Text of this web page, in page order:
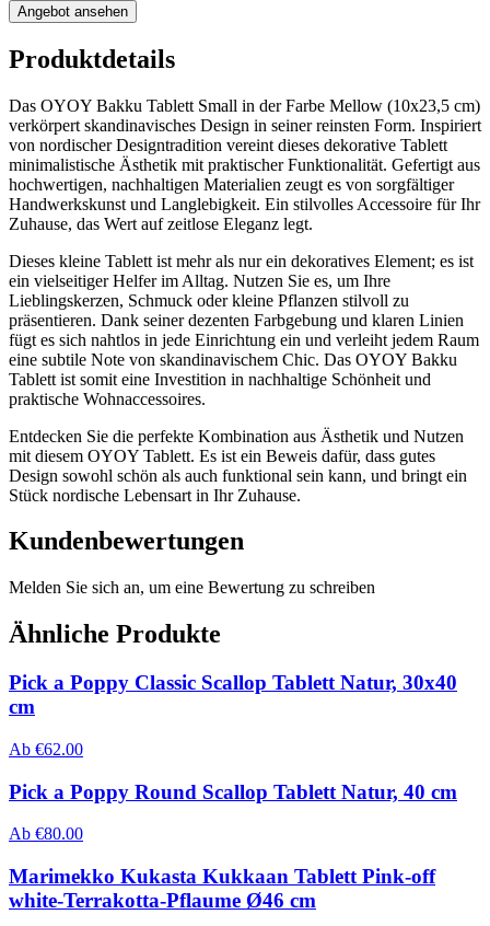
Angebot ansehen
Produktdetails
Das OYOY Bakku Tablett Small in der Farbe Mellow (10x23,5 cm)
verkörpert skandinavisches Design in seiner reinsten Form. Inspiriert
von nordischer Designtradition vereint dieses dekorative Tablett
minimalistische Ästhetik mit praktischer Funktionalität. Gefertigt aus
hochwertigen, nachhaltigen Materialien zeugt es von sorgfältiger
Handwerkskunst und Langlebigkeit. Ein stilvolles Accessoire für Ihr
Zuhause, das Wert auf zeitlose Eleganz legt.
Dieses kleine Tablett ist mehr als nur ein dekoratives Element; es ist
ein vielseitiger Helfer im Alltag. Nutzen Sie es, um Ihre
Lieblingskerzen, Schmuck oder kleine Pflanzen stilvoll zu
präsentieren. Dank seiner dezenten Farbgebung und klaren Linien
fügt es sich nahtlos in jede Einrichtung ein und verleiht jedem Raum
eine subtile Note von skandinavischem Chic. Das OYOY Bakku
Tablett ist somit eine Investition in nachhaltige Schönheit und
praktische Wohnaccessoires.
Entdecken Sie die perfekte Kombination aus Ästhetik und Nutzen
mit diesem OYOY Tablett. Es ist ein Beweis dafür, dass gutes
Design sowohl schön als auch funktional sein kann, und bringt ein
Stück nordische Lebensart in Ihr Zuhause.
Kundenbewertungen
Melden Sie sich an, um eine Bewertung zu schreiben
Ähnliche Produkte
Pick a Poppy Classic Scallop Tablett Natur, 30x40
cm
Ab €62.00
Pick a Poppy Round Scallop Tablett Natur, 40 cm
Ab €80.00
Marimekko Kukasta Kukkaan Tablett Pink-off
white-Terrakotta-Pflaume Ø46 cm